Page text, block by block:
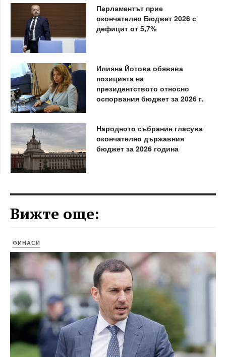
Парламентът прие
окончателно Бюджет 2026 с
дефицит от 5,7%
Илияна Йотова обявява
позицията на
президентството относно
оспорвания бюджет за 2026 г.
Народното събрание гласува
окончателно държавния
бюджет за 2026 година
Вижте още:
ФИНАСИ